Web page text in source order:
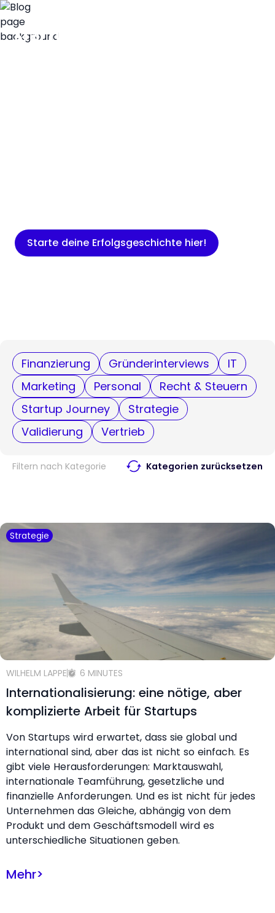
Starte deine Erfolgsgeschichte hier!
Finanzierung Gründerinterviews
IT
Marketing
Personal
Recht & Steuern
Startup Journey
Strategie
Validierung
Vertrieb
Filtern nach Kategorie Kategorien zurücksetzen
Strategie
WILHELM LAPPE 6 MINUTES
Internationalisierung: eine nötige, aber
komplizierte Arbeit für Startups
Von Startups wird erwartet, dass sie global und
international sind, aber das ist nicht so einfach. Es
gibt viele Herausforderungen: Marktauswahl,
internationale Teamführung, gesetzliche und
finanzielle Anforderungen. Und es ist nicht für jedes
Unternehmen das Gleiche, abhängig von dem
Produkt und dem Geschäftsmodell wird es
unterschiedliche Situationen geben.
Mehr>